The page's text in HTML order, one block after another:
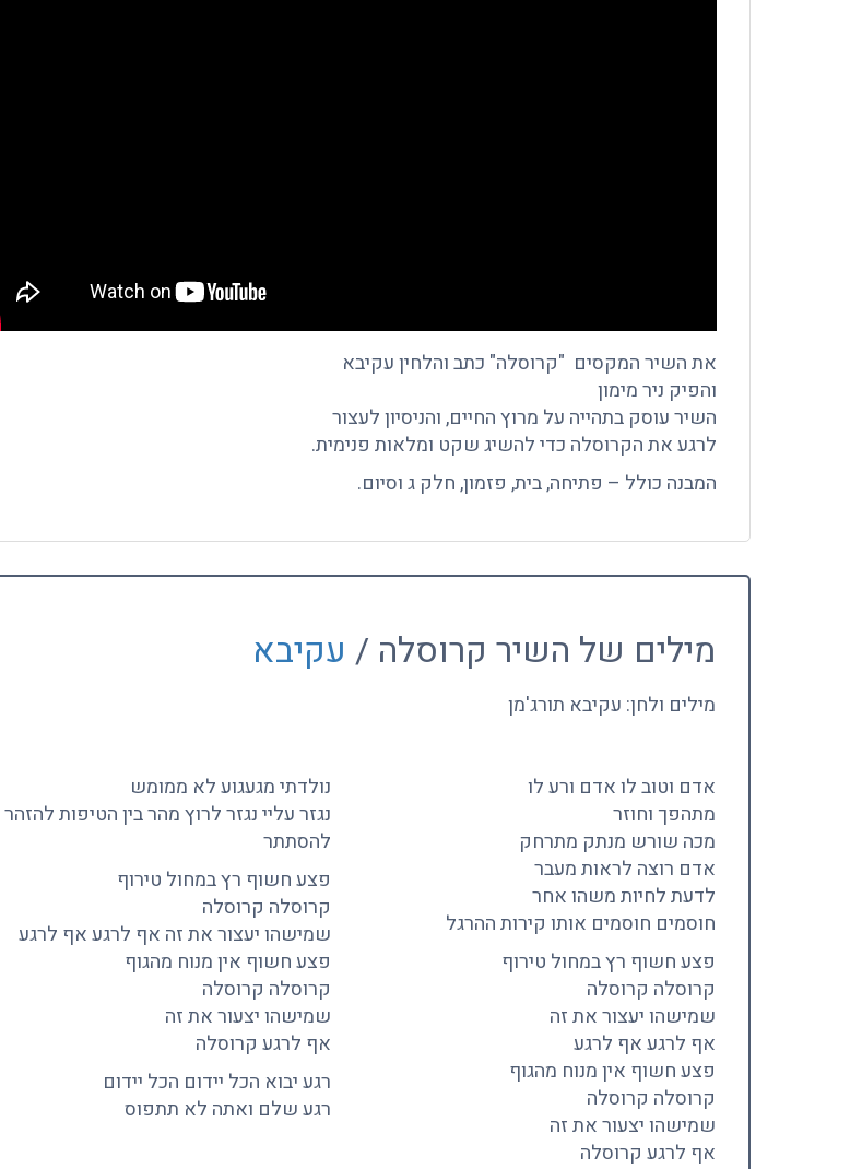
את השיר המקסים "קרוסלה" כתב והלחין עקיבא
והפיק ניר מימון
השיר עוסק בתהייה על מרוץ החיים, והניסיון לעצור
לרגע את הקרוסלה כדי להשיג שקט ומלאות פנימית.
המבנה כולל – פתיחה, בית, פזמון, חלק ג וסיום.
מילים של השיר קרוסלה / עקיבא
מילים ולחן: עקיבא תורג'מן
אדם וטוב לו אדם ורע לו
מתהפך וחוזר
מכה שורש מנתק מתרחק
אדם רוצה לראות מעבר
לדעת לחיות משהו אחר
חוסמים חוסמים אותו קירות ההרגל
פצע חשוף רץ במחול טירוף
קרוסלה קרוסלה
שמישהו יעצור את זה
אף לרגע אף לרגע
פצע חשוף אין מנוח מהגוף
קרוסלה קרוסלה
שמישהו יצעור את זה
אף לרגע קרוסלה
נולדתי מגעגוע לא ממומש
נגזר עליי נגזר לרוץ מהר בין הטיפות להזהר
להסתתר
פצע חשוף רץ במחול טירוף
קרוסלה קרוסלה
שמישהו יעצור את זה אף לרגע אף לרגע
פצע חשוף אין מנוח מהגוף
קרוסלה קרוסלה
שמישהו יצעור את זה
אף לרגע קרוסלה
רגע יבוא הכל יידום הכל יידום
רגע שלם ואתה לא תתפוס